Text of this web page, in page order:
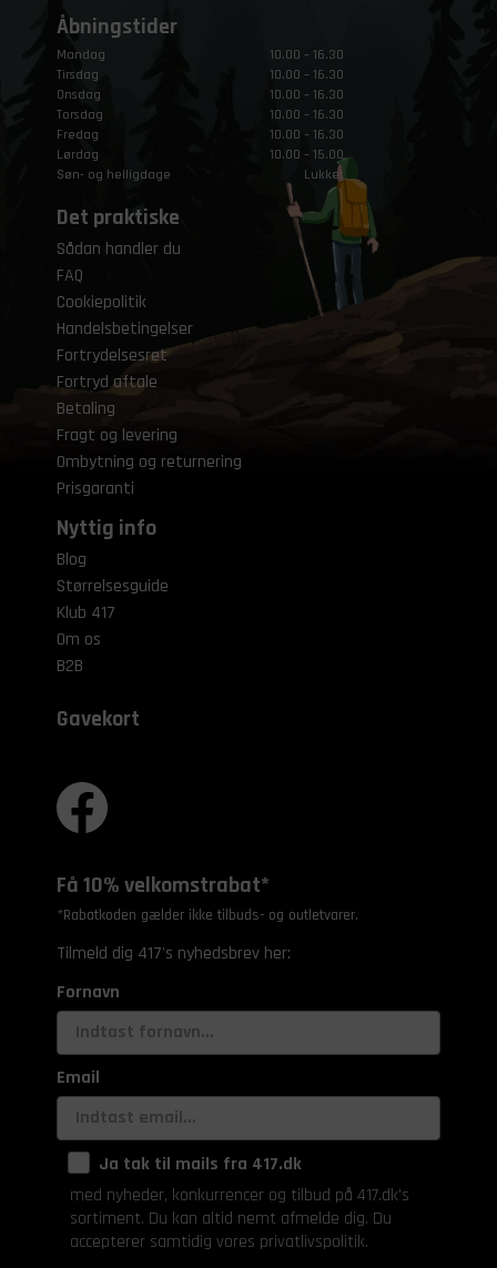
Åbningstider
Mandag
10.00 – 16.30
Tirsdag
10.00 – 16.30
Onsdag
10.00 – 16.30
Torsdag
10.00 – 16.30
Fredag
10.00 – 16.30
Lørdag
10.00 – 15.00
Søn- og helligdage
Lukket
Det praktiske
Sådan handler du
FAQ
Cookiepolitik
Handelsbetingelser
Fortrydelsesret
Fortryd aftale
Betaling
Fragt og levering
Ombytning og returnering
Prisgaranti
Nyttig info
Blog
Størrelsesguide
Klub 417
Om os
B2B
Gavekort
Få 10% velkomstrabat*
*Rabatkoden gælder ikke tilbuds- og outletvarer.
Tilmeld dig 417's nyhedsbrev her:
Fornavn
Email
Ja tak til mails fra 417.dk
med nyheder, konkurrencer og tilbud på 417.dk's
sortiment. Du kan altid nemt afmelde dig. Du
accepterer samtidig vores privatlivspolitik.